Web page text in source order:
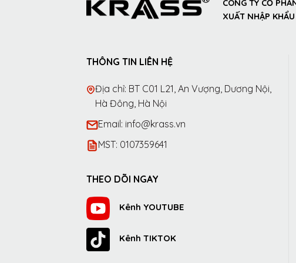
CÔNG TY CỔ
XUẤT NHẬP
THÔNG TIN LIÊN HỆ
Địa chỉ: BT C01 L21, An Vượng, Dương Nội,
Hà Đông, Hà Nội
Email: info@krass.vn
MST: 0107359641
THEO DÕI NGAY
Kênh YOUTUBE
Kênh TIKTOK